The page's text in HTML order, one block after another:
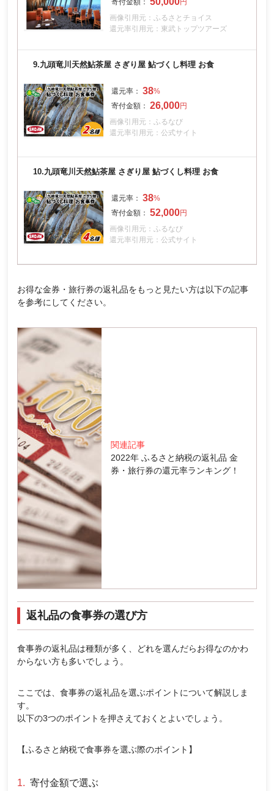
画像引用元：ふるさとチョイス
還元率引用元：東武トップツアーズ
9.九頭竜川天然鮎茶屋 さぎり屋 鮎づくし料理 お食
38
26,000
画像引用元：ふるなび
還元率引用元：公式サイト
10.九頭竜川天然鮎茶屋 さぎり屋 鮎づくし料理 お食
38
52,000
画像引用元：ふるなび
還元率引用元：公式サイト
お得な金券・旅行券の返礼品をもっと見たい方は以下の記事
を参考にしてください。
関連記事
2022年 ふるさと納税の返礼品 金
券・旅行券の還元率ランキング！
返礼品の食事券の選び方
食事券の返礼品は種類が多く、どれを選んだらお得なのかわ
からない方も多いでしょう。
ここでは、食事券の返礼品を選ぶポイントについて解説しま
す。
以下の3つのポイントを押さえておくとよいでしょう。
【ふるさと納税で食事券を選ぶ際のポイント】
寄付金額で選ぶ